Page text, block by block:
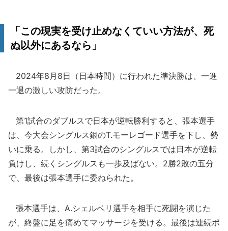
「この現実を受け止めなくていい方法が、死
ぬ以外にあるなら」
2024年8月8日（日本時間）に行われた準決勝は、一進
一退の激しい攻防だった。
第1試合のダブルスで日本が逆転勝利すると、張本選手
は、今大会シングルス銀のT.モーレゴード選手を下し、勢
いに乗る。しかし、第3試合のシングルスでは日本が逆転
負けし、続くシングルスも一歩及ばない。2勝2敗の五分
で、最後は張本選手に委ねられた。
張本選手は、A.シェルベリ選手を相手に死闘を演じた
が、終盤に足を痛めてマッサージを受ける。最後は連続ポ